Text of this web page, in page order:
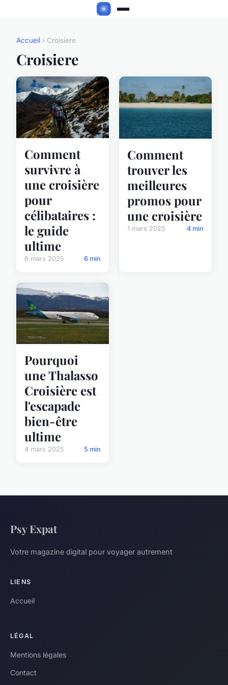
Accueil › Croisiere
Croisiere
Comment
survivre à
une croisière
pour
célibataires :
le guide
ultime
6 mars 2025 6 min
Comment
trouver les
meilleures
promos pour
une croisière
1 mars 2025 4 min
Pourquoi
une Thalasso
Croisière est
l'escapade
bien-être
ultime
4 mars 2025 5 min
Psy Expat
Votre magazine digital pour voyager autrement
LIENS
Accueil
LÉGAL
Mentions légales
Contact